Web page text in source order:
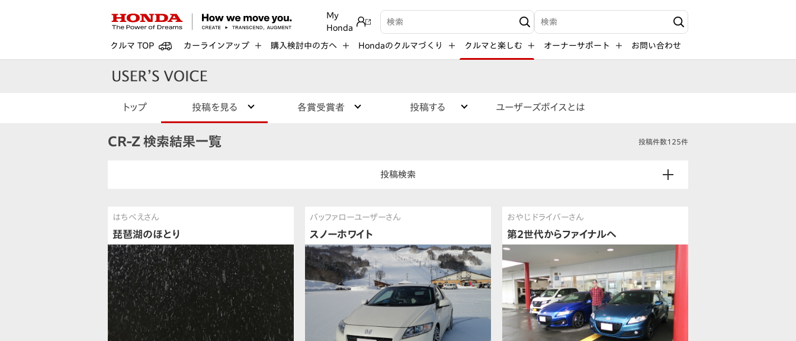
My
Honda
検索キーワード入力 検索キーワード入力
クルマ TOP カーラインアップ 購入検討中の方へ Hondaのクルマづくり クルマと楽しむ オーナーサポート お問い合わせ
トップ 投稿を見る 各賞受賞者 投稿する ユーザーズボイスとは
CR-Z 検索結果一覧 投稿件数125件
投稿検索
はちべえさん
琵琶湖のほとり
バッファローユーザーさん
スノーホワイト
おやじドライバーさん
第2世代からファイナルへ